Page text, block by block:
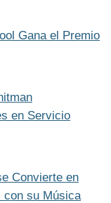
Gana el Premio
en Servicio
Convierte en
con su Música